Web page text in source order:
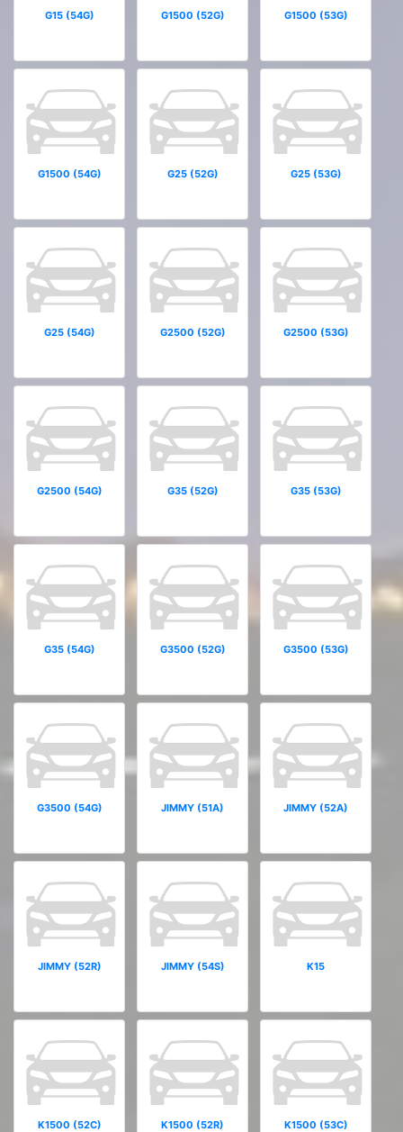
G15 (54G) G1500 (52G) G1500 (53G)
G1500 (54G) G25 (52G) G25 (53G)
G25 (54G) G2500 (52G) G2500 (53G)
G2500 (54G) G35 (52G) G35 (53G)
G35 (54G) G3500 (52G) G3500 (53G)
G3500 (54G) JIMMY (51A) JIMMY (52A)
JIMMY (52R) JIMMY (54S) K15
K1500 (52C) K1500 (52R) K1500 (53C)